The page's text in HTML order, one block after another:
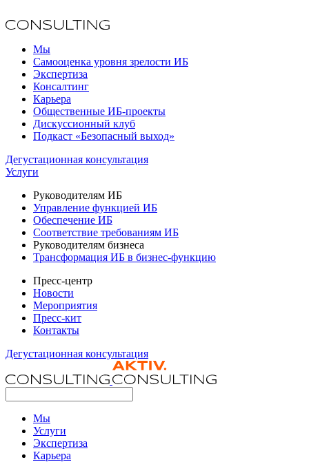
Мы
Самооценка уровня зрелости ИБ
Экспертиза
Консалтинг
Карьера
Общественные ИБ-проекты
Дискуссионный клуб
Подкаст «Безопасный выход»
Дегустационная консультация
Услуги
Руководителям ИБ
Управление функцией ИБ
Обеспечение ИБ
Соответствие требованиям ИБ
Руководителям бизнеса
Трансформация ИБ в бизнес-функцию
Пресс-центр
Новости
Мероприятия
Пресс-кит
Контакты
Дегустационная консультация
Мы
Услуги
Экспертиза
Карьера